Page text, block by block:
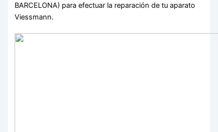
BARCELONA) para efectuar la reparación de tu aparato
Viessmann.